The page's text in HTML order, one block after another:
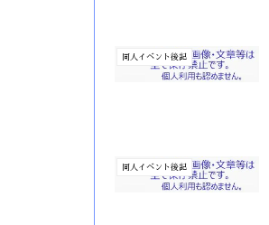
同人イベント後記
同人イベント後記